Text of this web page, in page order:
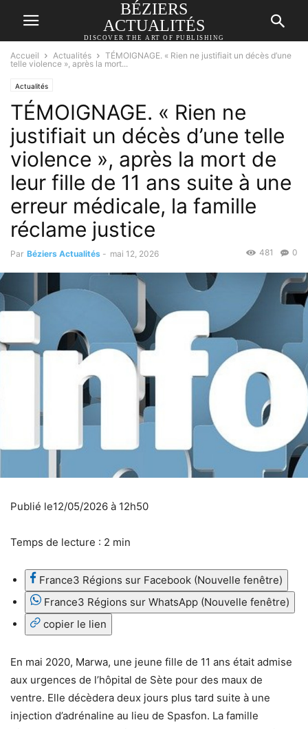
BÉZIERS
ACTUALITÉS
DISCOVER THE ART OF PUBLISHING
Accueil Actualités
TÉMOIGNAGE. « Rien ne justifiait un décès d’une
telle violence », après la mort...
Actualités
TÉMOIGNAGE. « Rien ne
justifiait un décès d’une telle
violence », après la mort de
leur fille de 11 ans suite à une
erreur médicale, la famille
réclame justice
Par Béziers Actualités - mai 12, 2026 0
481
Publié le12/05/2026 à 12h50
Temps de lecture : 2 min
France3 Régions sur Facebook (Nouvelle fenêtre)
France3 Régions sur WhatsApp (Nouvelle fenêtre)
copier le lien
En mai 2020, Marwa, une jeune fille de 11 ans était admise
aux urgences de l’hôpital de Sète pour des maux de
ventre. Elle décèdera deux jours plus tard suite à une
injection d’adrénaline au lieu de Spasfon. La famille